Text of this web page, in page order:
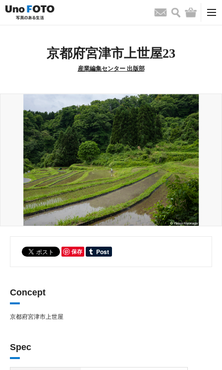
お問い合わせ
検索 バッグ
京都府宮津市上世屋23
産業編集センター 出版部
保存
Concept
京都府宮津市上世屋
Spec